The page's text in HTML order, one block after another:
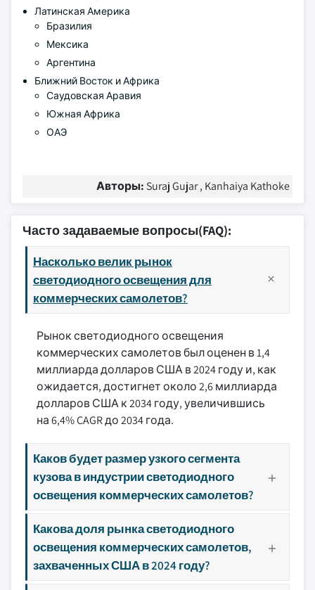
Латинская Америка
Бразилия
Мексика
Аргентина
Ближний Восток и Африка
Саудовская Аравия
Южная Африка
ОАЭ
Авторы: Suraj Gujar , Kanhaiya Kathoke
Часто задаваемые вопросы(FAQ):
Насколько велик рынок
светодиодного освещения для
коммерческих самолетов?
Рынок светодиодного освещения
коммерческих самолетов был оценен в 1,4
миллиарда долларов США в 2024 году и, как
ожидается, достигнет около 2,6 миллиарда
долларов США к 2034 году, увеличившись
на 6,4% CAGR до 2034 года.
Каков будет размер узкого сегмента
кузова в индустрии светодиодного
освещения коммерческих самолетов?
Какова доля рынка светодиодного
освещения коммерческих самолетов,
захваченных США в 2024 году?